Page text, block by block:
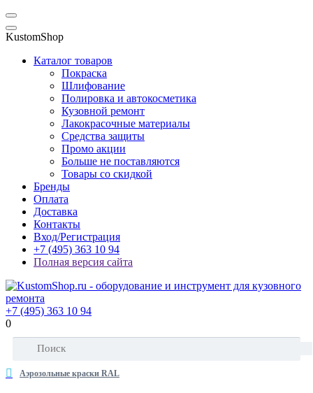
KustomShop
Каталог товаров
Покраска
Шлифование
Полировка и автокосметика
Кузовной ремонт
Лакокрасочные материалы
Средства защиты
Промо акции
Больше не поставляются
Товары со скидкой
Бренды
Оплата
Доставка
Контакты
Вход/Регистрация
+7 (495) 363 10 94
Полная версия сайта
+7 (495) 363 10 94
0
Аэрозольные краски RAL